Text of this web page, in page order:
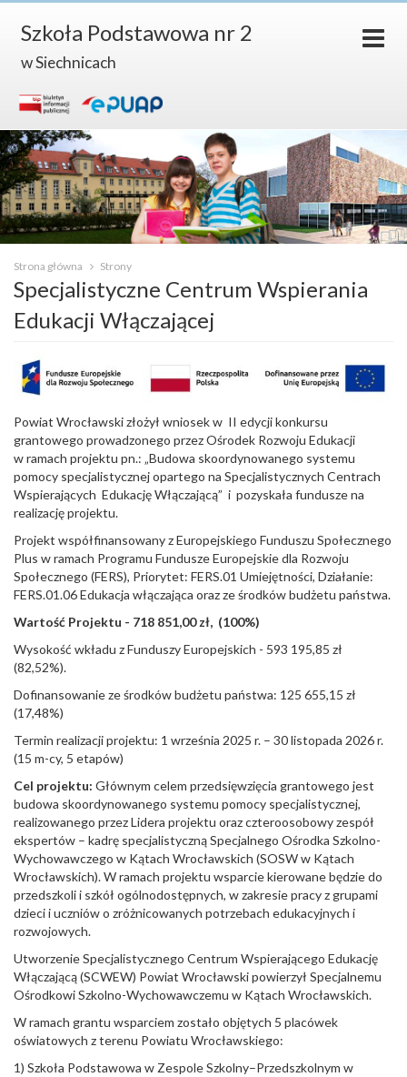
Szkoła Podstawowa nr 2
w Siechnicach
Strona główna Strony
Specjalistyczne Centrum Wspierania
Edukacji Włączającej
Powiat Wrocławski złożył wniosek w II edycji konkursu
grantowego prowadzonego przez Ośrodek Rozwoju Edukacji
w ramach projektu pn.: „Budowa skoordynowanego systemu
pomocy specjalistycznej opartego na Specjalistycznych Centrach
Wspierających Edukację Włączającą” i pozyskała fundusze na
realizację projektu.
Projekt współfinansowany z Europejskiego Funduszu Społecznego
Plus w ramach Programu Fundusze Europejskie dla Rozwoju
Społecznego (FERS), Priorytet: FERS.01 Umiejętności, Działanie:
FERS.01.06 Edukacja włączająca oraz ze środków budżetu państwa.
Wartość Projektu - 718 851,00 zł, (100%)
Wysokość wkładu z Funduszy Europejskich - 593 195,85 zł
(82,52%).
Dofinansowanie ze środków budżetu państwa: 125 655,15 zł
(17,48%)
Termin realizacji projektu: 1 września 2025 r. – 30 listopada 2026 r.
(15 m-cy, 5 etapów)
Cel projektu: Głównym celem przedsięwzięcia grantowego jest
budowa skoordynowanego systemu pomocy specjalistycznej,
realizowanego przez Lidera projektu oraz czteroosobowy zespół
ekspertów – kadrę specjalistyczną Specjalnego Ośrodka Szkolno-
Wychowawczego w Kątach Wrocławskich (SOSW w Kątach
Wrocławskich). W ramach projektu wsparcie kierowane będzie do
przedszkoli i szkół ogólnodostępnych, w zakresie pracy z grupami
dzieci i uczniów o zróżnicowanych potrzebach edukacyjnych i
rozwojowych.
Utworzenie Specjalistycznego Centrum Wspierającego Edukację
Włączającą (SCWEW) Powiat Wrocławski powierzył Specjalnemu
Ośrodkowi Szkolno-Wychowawczemu w Kątach Wrocławskich.
W ramach grantu wsparciem zostało objętych 5 placówek
oświatowych z terenu Powiatu Wrocławskiego:
1) Szkoła Podstawowa w Zespole Szkolny–Przedszkolnym w